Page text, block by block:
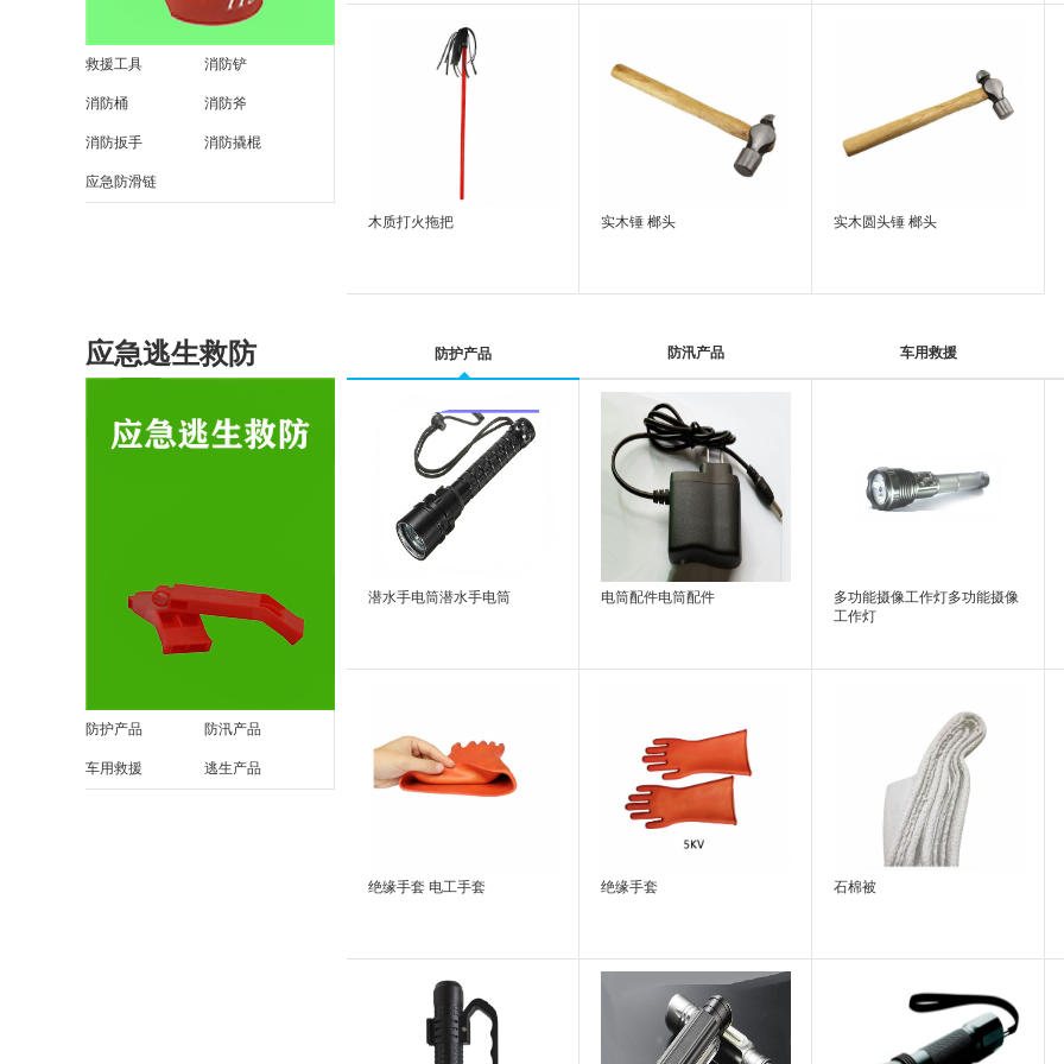
救援工具 消防铲
消防桶 消防斧
消防扳手 消防撬棍
应急防滑链
木质打火拖把 实木锤 榔头 实木圆头锤 榔头
应急逃生救防
防护产品 防汛产品
车用救援 逃生产品
防护产品 防汛产品 车用救援
潜水手电筒潜水手电筒 电筒配件电筒配件
多功能摄像工作灯多功能摄像
工作灯
绝缘手套 电工手套 绝缘手套 石棉被